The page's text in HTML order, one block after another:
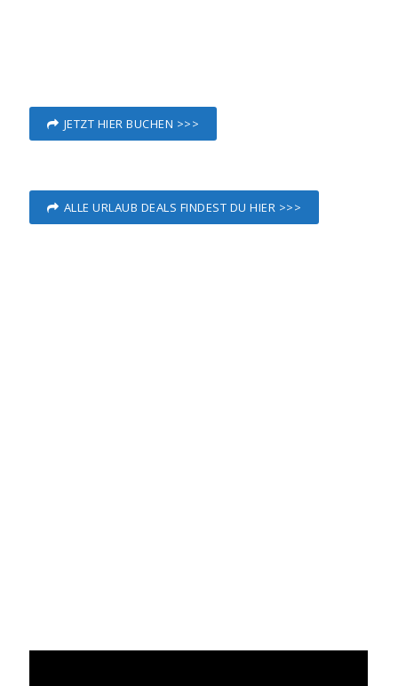
JETZT HIER BUCHEN >>>
ALLE URLAUB DEALS FINDEST DU HIER >>>